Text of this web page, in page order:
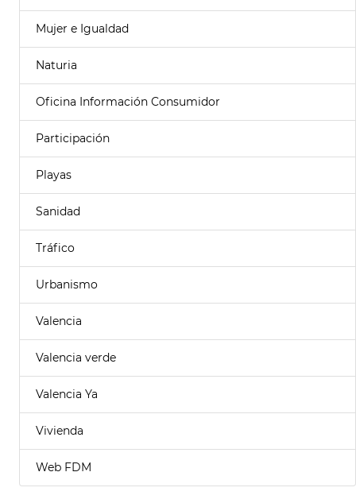
Mujer e Igualdad
Naturia
Oficina Información Consumidor
Participación
Playas
Sanidad
Tráfico
Urbanismo
Valencia
Valencia verde
Valencia Ya
Vivienda
Web FDM